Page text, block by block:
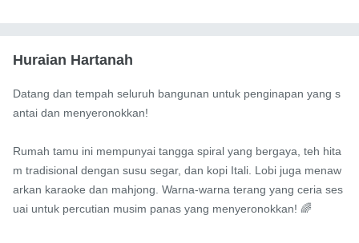
Huraian Hartanah
Datang dan tempah seluruh bangunan untuk penginapan yang s
antai dan menyeronokkan!
Rumah tamu ini mempunyai tangga spiral yang bergaya, teh hita
m tradisional dengan susu segar, dan kopi Itali. Lobi juga menaw
arkan karaoke dan mahjong. Warna-warna terang yang ceria ses
uai untuk percutian musim panas yang menyeronokkan! 🌈